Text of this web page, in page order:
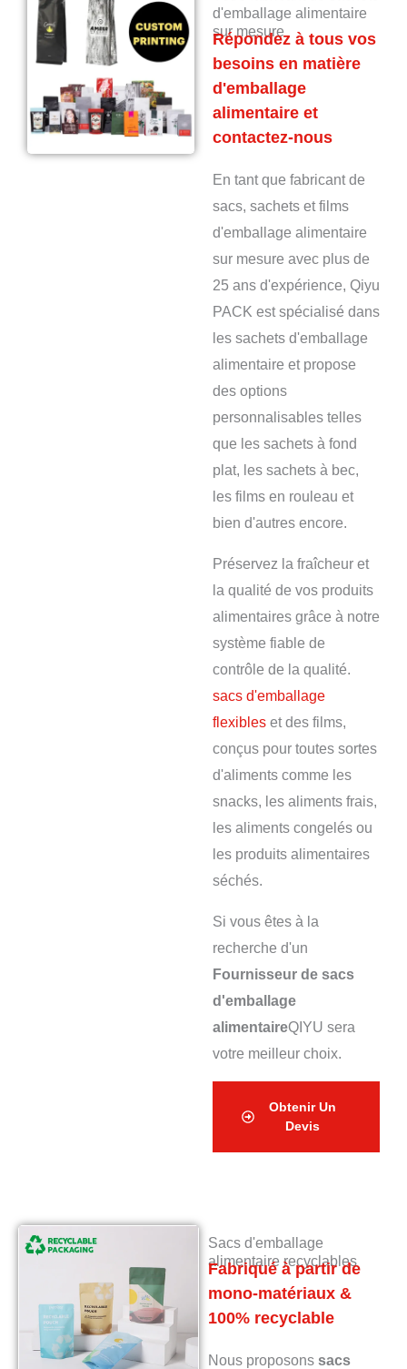
d'emballage alimentaire
sur mesure
Répondez à tous vos
besoins en matière
d'emballage
alimentaire et
contactez-nous
En tant que fabricant de
sacs, sachets et films
d'emballage alimentaire
sur mesure avec plus de
25 ans d'expérience, Qiyu
PACK est spécialisé dans
les sachets d'emballage
alimentaire et propose
des options
personnalisables telles
que les sachets à fond
plat, les sachets à bec,
les films en rouleau et
bien d'autres encore.
Préservez la fraîcheur et
la qualité de vos produits
alimentaires grâce à notre
système fiable de
contrôle de la qualité.
sacs d'emballage
flexibles et des films,
conçus pour toutes sortes
d'aliments comme les
snacks, les aliments frais,
les aliments congelés ou
les produits alimentaires
séchés.
Si vous êtes à la
recherche d'un
Fournisseur de sacs
d'emballage
alimentaireQIYU sera
votre meilleur choix.
Obtenir Un
Devis
Sacs d'emballage
alimentaire recyclables
Fabriqué à partir de
mono-matériaux &
100% recyclable
Nous proposons sacs